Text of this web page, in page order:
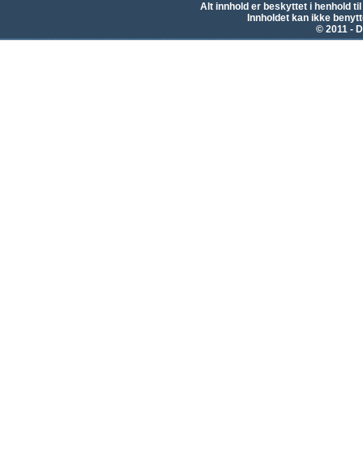
Alt innhold er beskyttet i henhold
Innholdet kan ikke
© 2011 -